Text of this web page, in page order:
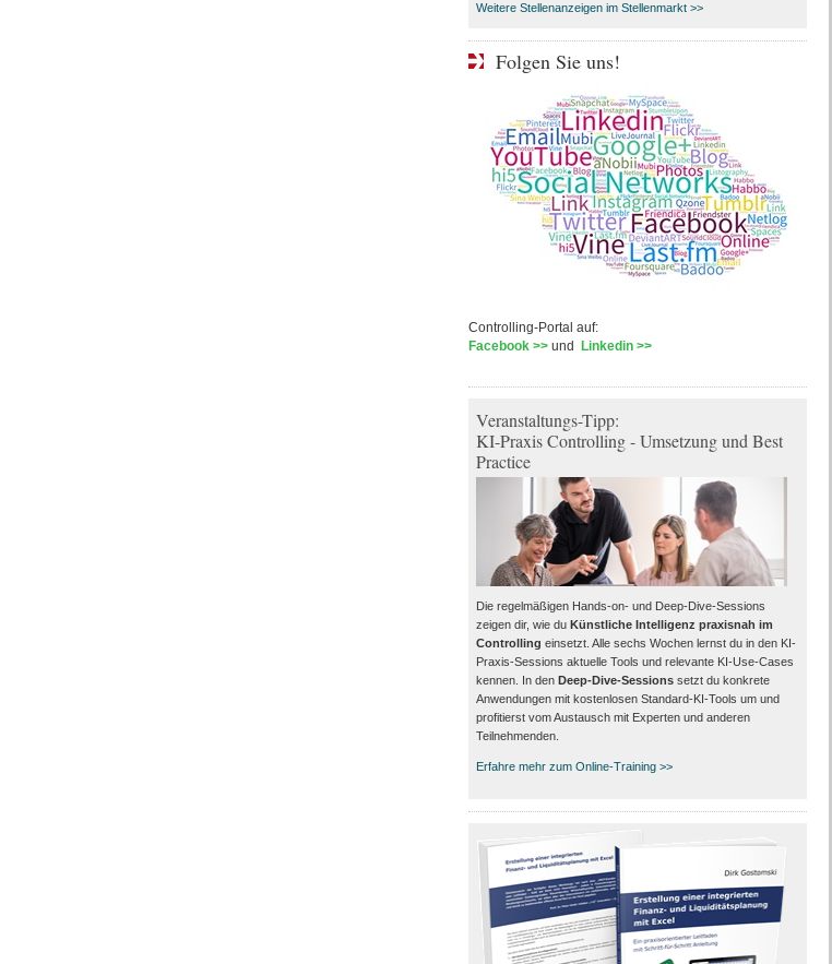
Weitere Stellenanzeigen im Stellenmarkt >>
Folgen Sie uns!
Controlling-Portal auf:
Facebook >>und Linkedin >>
Veranstaltungs-Tipp:
KI-Praxis Controlling - Umsetzung und Best
Practice
Die regelmäßigen Hands-on- und Deep-Dive-Sessions
zeigen dir, wie du Künstliche Intelligenz praxisnah im
Controlling einsetzt. Alle sechs Wochen lernst du in den KI-
Praxis-Sessions aktuelle Tools und relevante KI-Use-Cases
kennen. In den Deep-Dive-Sessionssetzt du konkrete
Anwendungen mit kostenlosen Standard-KI-Tools um und
profitierst vom Austausch mit Experten und anderen
Teilnehmenden.
Erfahre mehr zum Online-Training >>